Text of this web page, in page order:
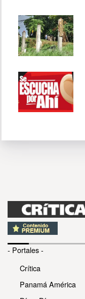
- Portales -
Crítica
Panamá América